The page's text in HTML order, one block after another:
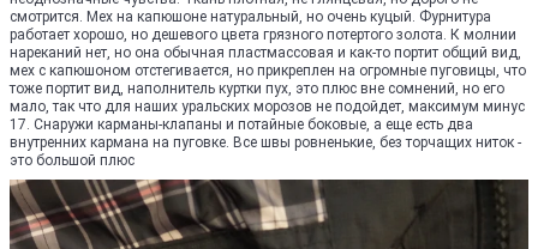
смотрится. Мех на капюшоне натуральный, но очень куцый. Фурнитура
работает хорошо, но дешевого цвета грязного потертого золота. К молнии
нареканий нет, но она обычная пластмассовая и как-то портит общий вид,
мех с капюшоном отстегивается, но прикреплен на огромные пуговицы, что
тоже портит вид, наполнитель куртки пух, это плюс вне сомнений, но его
мало, так что для наших уральских морозов не подойдет, максимум минус
17. Снаружи карманы-клапаны и потайные боковые, а еще есть два
внутренних кармана на пуговке. Все швы ровненькие, без торчащих ниток -
это большой плюс